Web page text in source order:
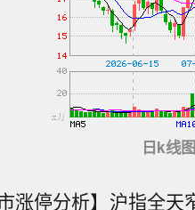
日k线图
涨停分析】沪指全